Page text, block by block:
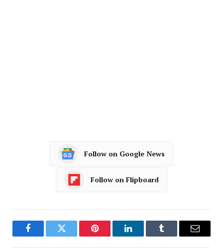
Follow on Google News
Follow on Flipboard
FacebookTwitter Pinterest LinkedInTumblr Email